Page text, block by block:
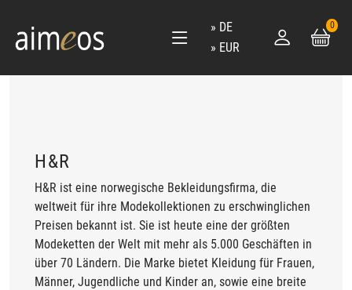
DE
EUR
0
H&R
H&R ist eine norwegische Bekleidungsfirma, die
weltweit für ihre Modekollektionen zu erschwinglichen
Preisen bekannt ist. Sie ist heute eine der größten
Modeketten der Welt mit mehr als 5.000 Geschäften in
über 70 Ländern. Die Marke bietet Kleidung für Frauen,
Männer, Jugendliche und Kinder an, sowie eine breite